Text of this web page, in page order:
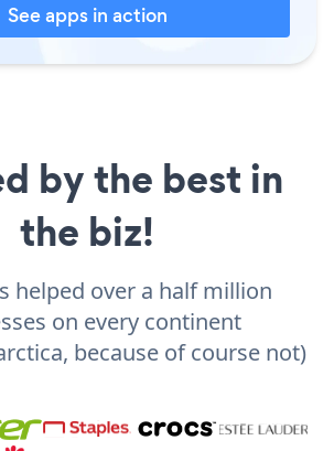
See apps in action
by the best in
the biz!
helped over a half million
on every continent
because of course not)